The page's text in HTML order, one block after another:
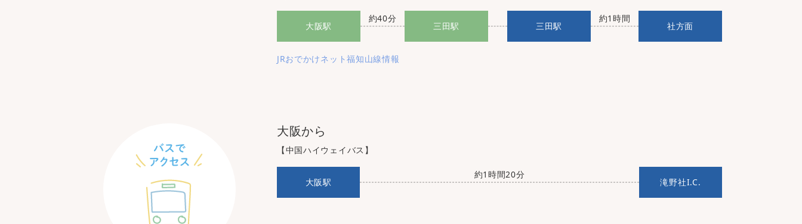
大阪駅
約40分
三田駅 三田駅
約1時間
社方面
JRおでかけネット福知山線情報
大阪から
【中国ハイウェイバス】
大阪駅
約1時間20分
滝野社I.C.